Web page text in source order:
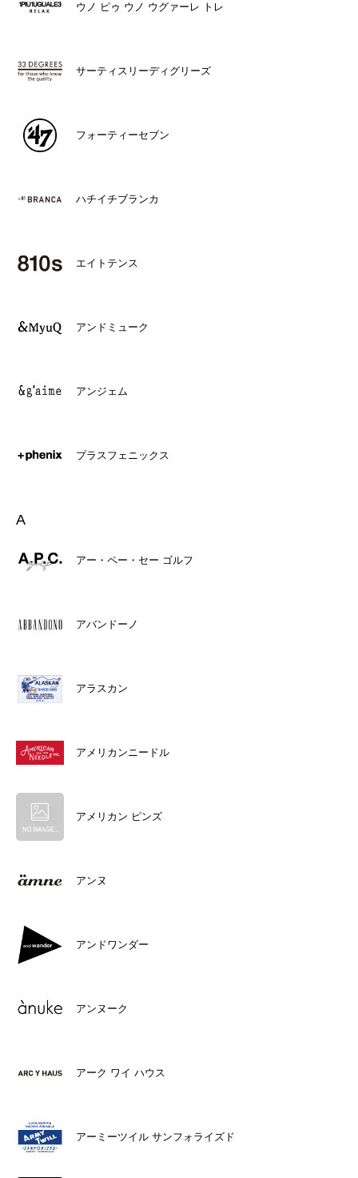
ウノ ピゥ ウノ ウグァーレ トレ
サーティスリーディグリーズ
フォーティーセブン
ハチイチブランカ
エイトテンス
アンドミューク
アンジェム
プラスフェニックス
A
アー・ペー・セー ゴルフ
アバンドーノ
アラスカン
アメリカンニードル
アメリカン ピンズ
アンヌ
アンドワンダー
アンヌーク
アーク ワイ ハウス
アーミーツイル サンフォライズド